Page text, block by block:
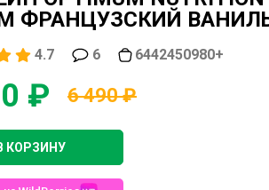
ФРАНЦУЗСКИЙ
4.7 6 6442450980+
₽ 6 490 ₽
КОРЗИНУ